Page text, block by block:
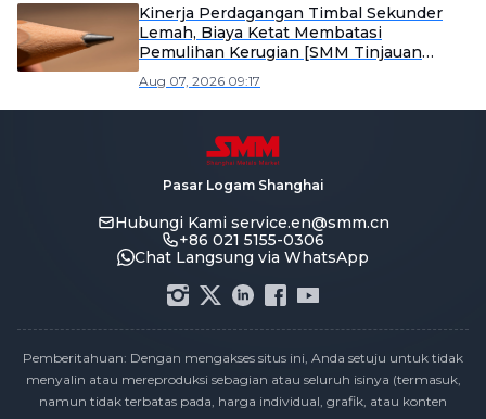
Kinerja Perdagangan Timbal Sekunder
Lemah, Biaya Ketat Membatasi
Pemulihan Kerugian [SMM Tinjauan
Aug 07, 2026 09:17
Pasar Logam Shanghai
Hubungi Kami service.en@smm.cn
+86 021 5155-0306
Chat Langsung via WhatsApp
Pemberitahuan: Dengan mengakses situs ini, Anda setuju untuk tidak
menyalin atau mereproduksi sebagian atau seluruh isinya (termasuk,
namun tidak terbatas pada, harga individual, grafik, atau konten